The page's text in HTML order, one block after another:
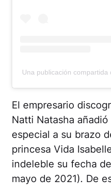
Una publicación
El empresario
Natti Natasha
especial a su brazo
princesa Vida
indeleble su fecha
mayo de 2021). De